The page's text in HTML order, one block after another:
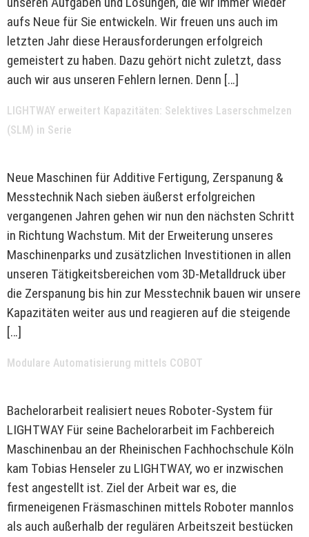
aufs Neue für Sie entwickeln. Wir freuen uns auch im
letzten Jahr diese Herausforderungen erfolgreich
gemeistert zu haben. Dazu gehört nicht zuletzt, dass
auch wir aus unseren Fehlern lernen. Denn […]
LIGHTWAY erweitert Kapazitäten: Selektives Laserschmelzen
(SLM) in Serie
Neue Maschinen für Additive Fertigung, Zerspanung &
Messtechnik Nach sieben äußerst erfolgreichen
vergangenen Jahren gehen wir nun den nächsten Schritt
in Richtung Wachstum. Mit der Erweiterung unseres
Maschinenparks und zusätzlichen Investitionen in allen
unseren Tätigkeitsbereichen vom 3D-Metalldruck über
die Zerspanung bis hin zur Messtechnik bauen wir unsere
Kapazitäten weiter aus und reagieren auf die steigende
[…]
Modulare Automatisierung mittels COBOT
Bachelorarbeit realisiert neues Roboter-System für
LIGHTWAY Für seine Bachelorarbeit im Fachbereich
Maschinenbau an der Rheinischen Fachhochschule Köln
kam Tobias Henseler zu LIGHTWAY, wo er inzwischen
fest angestellt ist. Ziel der Arbeit war es, die
firmeneigenen Fräsmaschinen mittels Roboter mannlos
als auch außerhalb der regulären Arbeitszeit bestücken